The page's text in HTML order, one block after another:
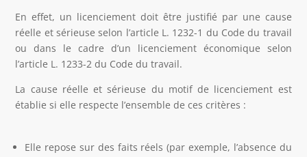
En effet, un licenciement doit être justifié par une cause
réelle et sérieuse selon l’article L. 1232-1 du Code du travail
ou dans le cadre d’un licenciement économique selon
l’article L. 1233-2 du Code du travail.
La cause réelle et sérieuse du motif de licenciement est
établie si elle respecte l’ensemble de ces critères :
Elle repose sur des faits réels (par exemple, l’absence du